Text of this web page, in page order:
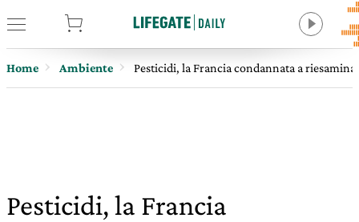
Home Ambiente Pesticidi, la Francia condannata a
Pesticidi, la Francia